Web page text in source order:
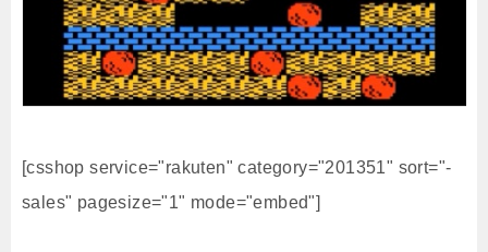
[csshop service="rakuten" category="201351" sort="-
sales" pagesize="1" mode="embed"]